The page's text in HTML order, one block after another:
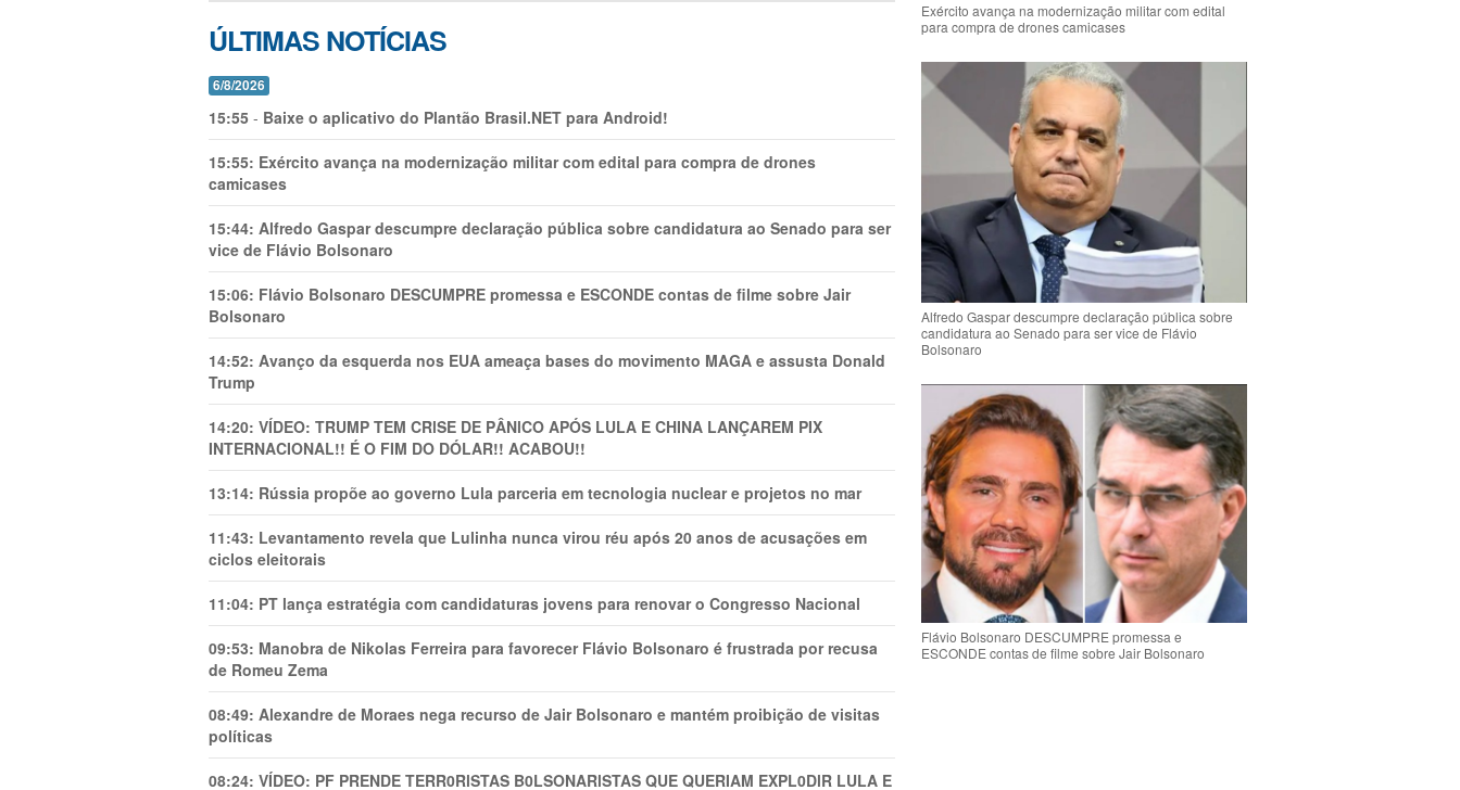
ÚLTIMAS NOTÍCIAS
6/8/2026
15:55 - Baixe o aplicativo do Plantão Brasil.NET para Android!
15:55: Exército avança na modernização militar com edital para compra de drones
camicases
15:44: Alfredo Gaspar descumpre declaração pública sobre candidatura ao Senado para ser
vice de Flávio Bolsonaro
15:06: Flávio Bolsonaro DESCUMPRE promessa e ESCONDE contas de filme sobre Jair
Bolsonaro
14:52: Avanço da esquerda nos EUA ameaça bases do movimento MAGA e assusta Donald
Trump
14:20: VÍDEO: TRUMP TEM CRlSE DE PÂNlCO APÓS LULA E CHINA LANÇAREM PIX
INTERNACIONAL!! É O FIM DO DÓLAR!! ACABOU!!
13:14: Rússia propõe ao governo Lula parceria em tecnologia nuclear e projetos no mar
11:43: Levantamento revela que Lulinha nunca virou réu após 20 anos de acusações em
ciclos eleitorais
11:04: PT lança estratégia com candidaturas jovens para renovar o Congresso Nacional
09:53: Manobra de Nikolas Ferreira para favorecer Flávio Bolsonaro é frustrada por recusa
de Romeu Zema
08:49: Alexandre de Moraes nega recurso de Jair Bolsonaro e mantém proibição de visitas
políticas
08:24: VÍDEO: PF PRENDE TERR0RlSTAS B0LSONARlSTAS QUE QUERIAM EXPL0DlR LULA E
Exército avança na modernização militar com edital
para compra de drones camicases
Alfredo Gaspar descumpre declaração pública sobre
candidatura ao Senado para ser vice de Flávio
Bolsonaro
Flávio Bolsonaro DESCUMPRE promessa e
ESCONDE contas de filme sobre Jair Bolsonaro